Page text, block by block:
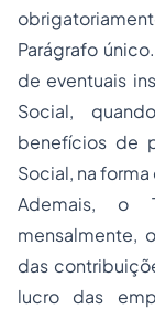
Parágrafo
de eventuais
Social,
benefícios de
Social, na
Ademais, o
mensalmente,
das
lucro das